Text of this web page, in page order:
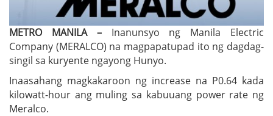
METRO MANILA –Inanunsyo ng Manila Electric
Company (MERALCO) na magpapatupad ito ng dagdag-
singil sa kuryente ngayong Hunyo.
Inaasahang magkakaroon ng increase na P0.64 kada
kilowatt-hour ang muling sa kabuuang power rate ng
Meralco.